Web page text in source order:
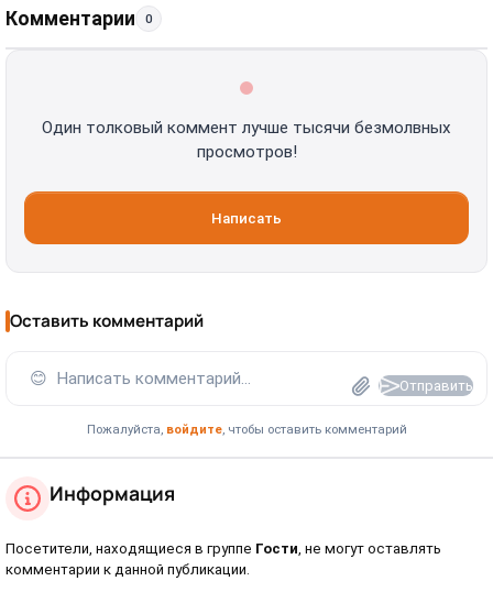
Комментарии 0
Один толковый коммент лучше тысячи безмолвных
просмотров!
Написать
Оставить комментарий
😊 Написать комментарий... Отправить
Пожалуйста, войдите, чтобы оставить комментарий
Информация
Посетители, находящиеся в группе Гости, не могут оставлять
комментарии к данной публикации.